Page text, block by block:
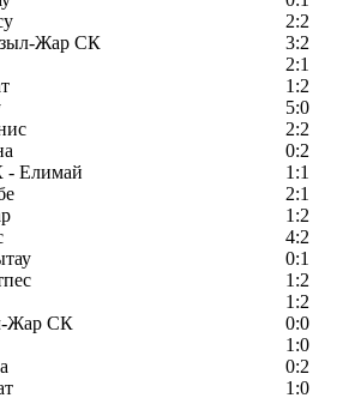
2:2
Жар СК
3:2
2:1
1:2
5:0
2:2
0:2
Елимай
1:1
2:1
1:2
4:2
0:1
1:2
1:2
Жар СК
0:0
1:0
0:2
1:0